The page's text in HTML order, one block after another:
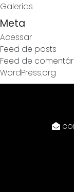
Galerias
Meta
Acessar
Feed de posts
Feed de
WordPress.org